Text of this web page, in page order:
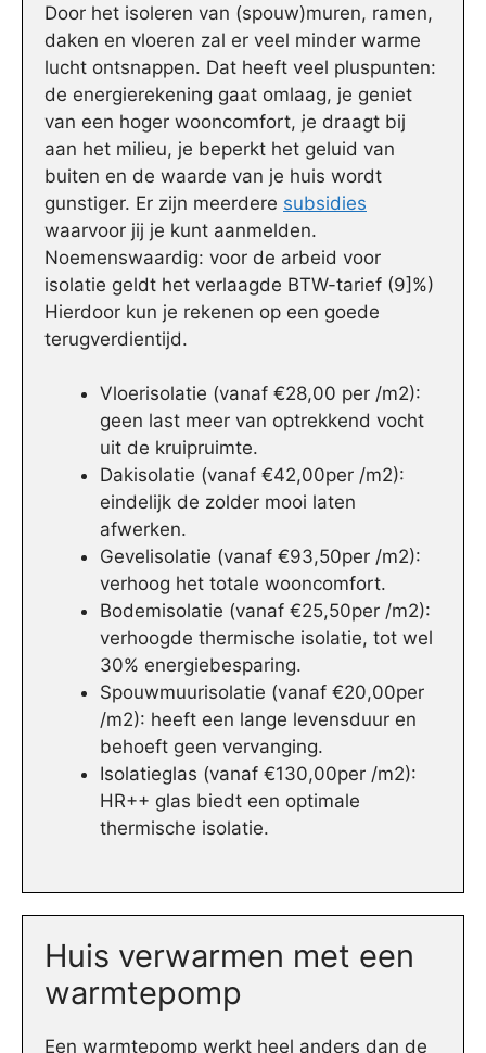
Door het isoleren van (spouw)muren, ramen,
daken en vloeren zal er veel minder warme
lucht ontsnappen. Dat heeft veel pluspunten:
de energierekening gaat omlaag, je geniet
van een hoger wooncomfort, je draagt bij
aan het milieu, je beperkt het geluid van
buiten en de waarde van je huis wordt
gunstiger. Er zijn meerdere subsidies
waarvoor jij je kunt aanmelden.
Noemenswaardig: voor de arbeid voor
isolatie geldt het verlaagde BTW-tarief (9]%)
Hierdoor kun je rekenen op een goede
terugverdientijd.
Vloerisolatie (vanaf €28,00 per /m2):
geen last meer van optrekkend vocht
uit de kruipruimte.
Dakisolatie (vanaf €42,00per /m2):
eindelijk de zolder mooi laten
afwerken.
Gevelisolatie (vanaf €93,50per /m2):
verhoog het totale wooncomfort.
Bodemisolatie (vanaf €25,50per /m2):
verhoogde thermische isolatie, tot wel
30% energiebesparing.
Spouwmuurisolatie (vanaf €20,00per
/m2): heeft een lange levensduur en
behoeft geen vervanging.
Isolatieglas (vanaf €130,00per /m2):
HR++ glas biedt een optimale
thermische isolatie.
Huis verwarmen met een
warmtepomp
Een warmtepomp werkt heel anders dan de